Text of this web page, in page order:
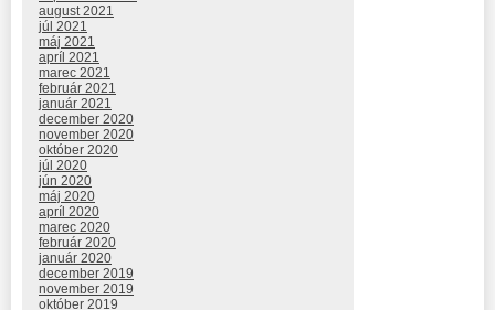
august 2021
júl 2021
máj 2021
apríl 2021
marec 2021
február 2021
január 2021
december 2020
november 2020
október 2020
júl 2020
jún 2020
máj 2020
apríl 2020
marec 2020
február 2020
január 2020
december 2019
november 2019
október 2019